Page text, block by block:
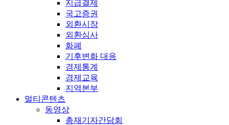
지급결제
국고증권
외환시장
외환심사
화폐
기후변화 대응
경제통계
경제교육
지역본부
멀티콘텐츠
동영상
총재기자간담회